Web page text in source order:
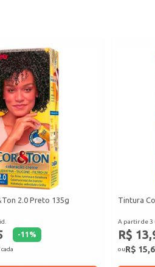
2.0 Preto 135g
-11 %
cada
Tintura
A partir de 3
R$
ouR$